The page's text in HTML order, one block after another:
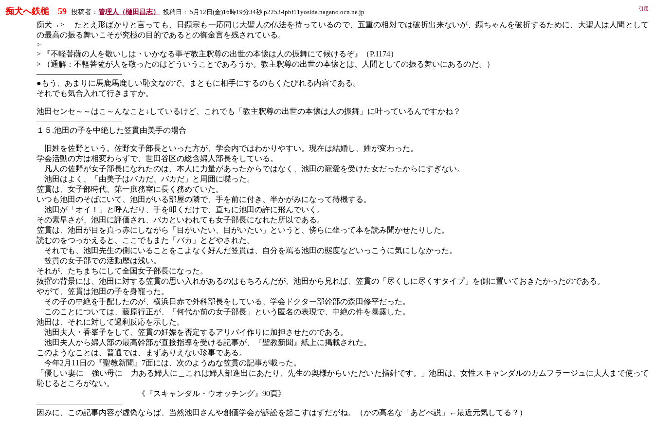
痴犬へ鉄槌 59 投稿者： 管理人（樋田昌志） 投稿日： 5 月 12 日 (金)16時19分34秒 p2253-ipbf11yosida.nagano.ocn.ne.jp 引用
痴犬 →> たとえ形ばかりと言っても、日顕宗も一応同じ大聖人の仏法を持っているので、五重の相対では破折出来ないが、顕ちゃんを破折するために、大聖人は人間として
の最高の振る舞いこそが究極の目的であるとの御金言を残されている。
>
> 『不軽菩薩の人を敬いしは・いかなる事ぞ教主釈尊の出世の本懐は人の振舞にて候けるぞ』（P.1174）
> （通解：不軽菩薩が人を敬ったのはどういうことであろうか。教主釈尊の出世の本懐とは、人間としての振る舞いにあるのだ。）
―――――――――――
●もう、あまりに馬鹿馬鹿しい恥文なので、まともに相手にするのもくたびれる内容である。
それでも気合入れて行きますか。
池田センセ～～はこ～んなこと ↓しているけど、これでも「教主釈尊の出世の本懐は人の振舞」に叶っているんですかね？
―――――――――――
１５ .池田の子を中絶した笠貫由美手の場合
旧姓を佐野という。佐野女子部長といった方が、学会内ではわかりやすい。現在は結婚し、姓が変わった。
学会活動の方は相変わらずで、世田谷区の総含婦人部長をしている。
凡人の佐野が女子部長になれたのは、本人に力量があったからではなく、池田の寵愛を受けた女だったからにすぎない。
池田はよく、「由美子はバカだ、バカだ」と周囲に喋った。
笠貫は、女子部時代、第一庶務室に長く務めていた。
いつも池田のそばにいて、池田がいる部屋の隣で、手を前に付き、半かがみになって待機する。
池田が「オイ！」と呼んだり、手を叩くだけで、直ちに池田の許に飛んでいく。
その素早さが、池田に評価され、バカといわれても女子部長になれた所以である。
笠貫は、池田が目を真っ赤にしながら「目がいたい、目がいたい」というと、傍らに坐って本を読み聞かせたりした。
読むのをつっかえると、ここでもまた「バカ」とどやされた。
それでも、池田先生の側にいることをこよなく好んだ笠貫は、自分を罵る池田の態度などいっこうに気にしなかった。
笠貫の女子部での活動歴は浅い。
それが、たちまちにして全国女子部長になった。
抜擢の背景には、池田に対する笠貫の思い入れがあるのはもちろんだが、池田から見れば、笠貫の「尽くしに尽くすタイプ」を側に置いておきたかったのである。
やがて、笠貫は池田の子を身寵った。
その子の中絶を手配したのが、横浜日赤で外科部長をしている、学会ドクター部幹部の森田修平だった。
このことについては、藤原行正が、「何代か前の女子部長」という匿名の表現で、中絶の件を暴露した。
池田は、それに対して過剰反応を示した。
池田夫人・香峯子をして、笠貫の妊娠を否定するアリバイ作りに加担させたのである。
池田夫人から婦人部の最高幹部が直接指導を受ける記事が、『聖教新聞』紙上に掲載された。
このようなことは、普通では、まずありえない珍事である。
今年2月11日の『聖教新聞』7面には、次のようぬな笠貫の記事が載った。
「優しい妻に 強い母に 力ある婦人に＿これは婦人部進出にあたり、先生の奥様からいただいた指針です。」池田は、女性スキャンダルのカムフラージュに夫人まで使って
恥じるところがない。
《『スキャンダル・ウオッチング』 90頁》
―――――――――――
因みに、この記事内容が虚偽ならば、当然池田さんや創価学会が訴訟を起こすはずだがね。（かの高名な「あどべ説」
←最近元気してる？）